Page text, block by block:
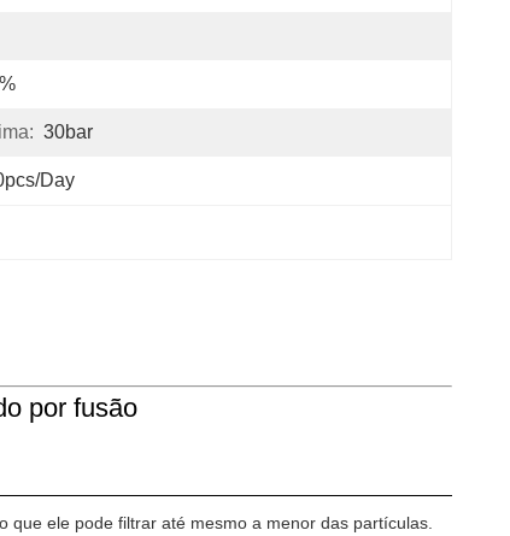
30bar
day
por fusão
ele pode filtrar até mesmo a menor das partículas.